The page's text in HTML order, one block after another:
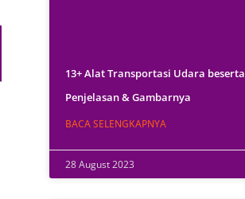
13+ Alat Transportasi Udara beserta
Penjelasan & Gambarnya
BACA SELENGKAPNYA
28 August 2023